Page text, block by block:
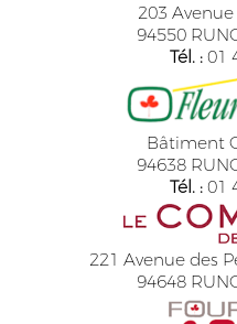
203
94550
Tél. : 01
Bâtiment
94638
Tél. : 01
221 Avenue des
94648